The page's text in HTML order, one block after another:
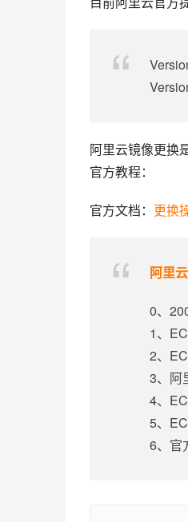
阿里云镜像更换
官方教程：
官方文档： 更换
阿里
0、
1、
2、
3、阿
4、
5、
6、官